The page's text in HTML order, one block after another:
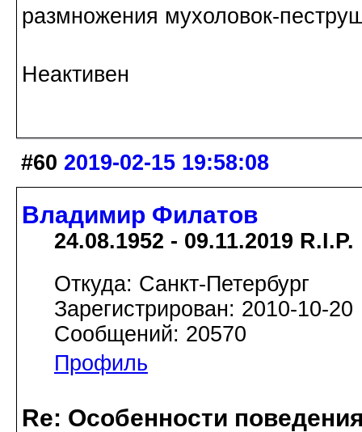
размножения мухоловок-
Неактивен
#60 2019-02-15 19:58:08
Владимир Филатов
24.08.1952 - 09.11.2019 R.I.P.
Откуда: Санкт-Петербург
Зарегистрирован: 2010-10-20
Сообщений: 20570
Профиль
Re: Особенности